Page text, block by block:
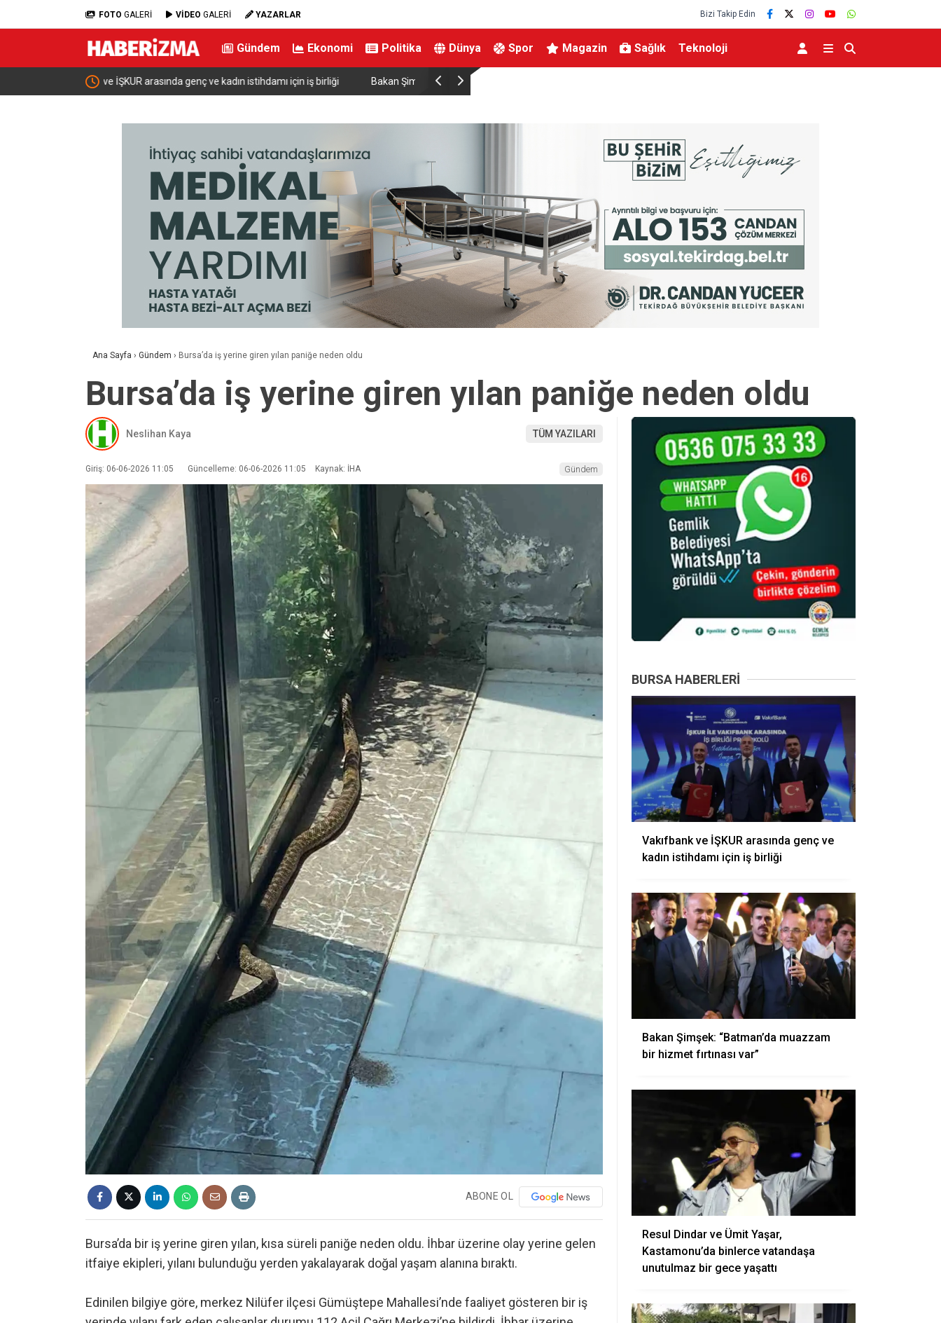
FOTO GALERİ VİDEO GALERİ YAZARLAR Bizi Takip Edin
Gündem Ekonomi Politika Dünya Spor Magazin Sağlık Teknoloji
Bakan Şimşek: “Batman’da muazzam bir hizmet fırtınası var” Resul Dindar ve Ümit Yaşar, Kastamonu’da binlerce vatandaşa
Ana Sayfa › Gündem › Bursa’da iş yerine giren yılan paniğe neden oldu
Bursa’da iş yerine giren yılan paniğe neden oldu
Neslihan Kaya TÜM YAZILARI
Giriş: 06-06-2026 11:05 Güncelleme: 06-06-2026 11:05 Kaynak: İHA Gündem
ABONE OL
Bursa’da bir iş yerine giren yılan, kısa süreli paniğe neden oldu. İhbar üzerine olay yerine gelen
itfaiye ekipleri, yılanı bulunduğu yerden yakalayarak doğal yaşam alanına bıraktı.
Edinilen bilgiye göre, merkez Nilüfer ilçesi Gümüştepe Mahallesi’nde faaliyet gösteren bir iş
BURSA HABERLERI
Vakıfbank ve İŞKUR arasında genç ve
kadın istihdamı için iş birliği
Bakan Şimşek: “Batman’da muazzam
bir hizmet fırtınası var”
Resul Dindar ve Ümit Yaşar,
Kastamonu’da binlerce vatandaşa
unutulmaz bir gece yaşattı